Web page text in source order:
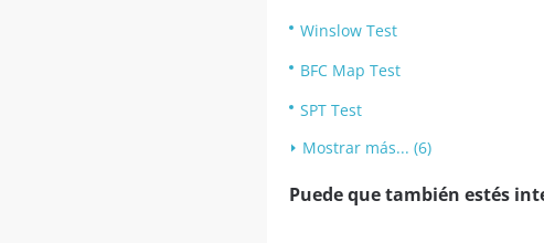
Winslow Test
BFC Map Test
SPT Test
Mostrar más... (6)
Puede que también estés